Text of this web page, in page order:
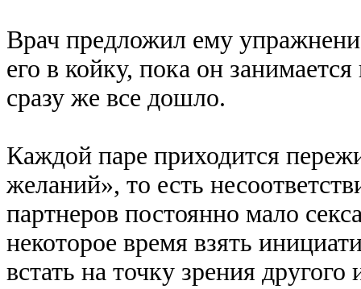
Врач предложил ему
его в койку, пока он
сразу же все дошло.
Каждой паре приходится
желаний», то есть
партнеров постоянно мало
некоторое время взять
встать на точку зрения